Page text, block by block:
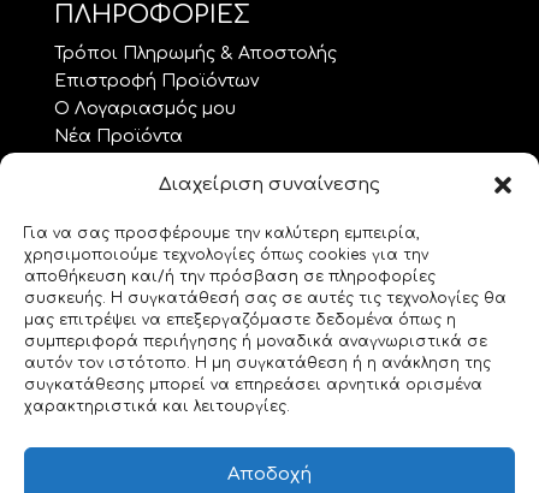
Διαχείριση συναίνεσης
Για να σας προσφέρουμε την καλύτερη εμπειρία,
χρησιμοποιούμε τεχνολογίες όπως cookies για την
αποθήκευση και/ή την πρόσβαση σε πληροφορίες
συσκευής. Η συγκατάθεσή σας σε αυτές τις τεχνολογίες θα
μας επιτρέψει να επεξεργαζόμαστε δεδομένα όπως η
συμπεριφορά περιήγησης ή μοναδικά αναγνωριστικά σε
αυτόν τον ιστότοπο. Η μη συγκατάθεση ή η ανάκληση της
συγκατάθεσης μπορεί να επηρεάσει αρνητικά ορισμένα
χαρακτηριστικά και λειτουργίες.
Αποδοχή
ΠΛΗΡΟΦΟΡΙΕΣ
Τρόποι Πληρωμής & Αποστολής
Επιστροφή Προϊόντων
Ο Λογαριασμός μου
Νέα Προϊόντα
Όροι Χρήσης – GDPR
ΘΕΜΑΤΑ.. ΤΕΧΝΗΣ
Custom Made
Gemstones
Morse Code
Origami